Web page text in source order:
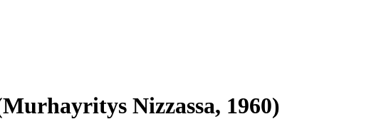
Nizzassa, 1960)